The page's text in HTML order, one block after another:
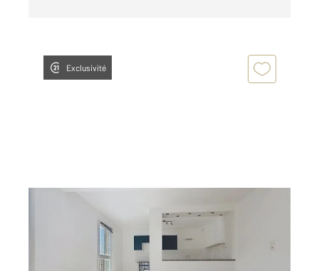
Exclusivité
, 3 pièces
Appartement F3 à louer